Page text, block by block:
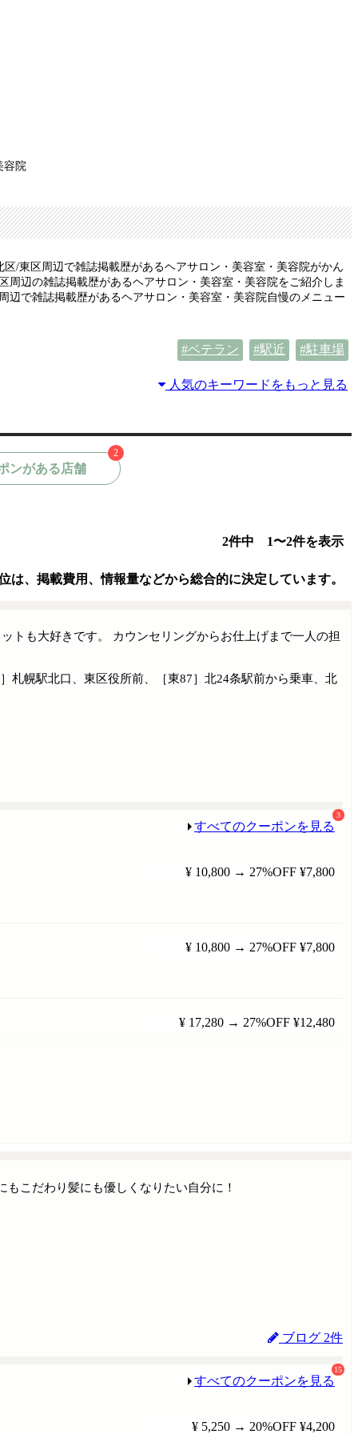
容院
/東区周辺で雑誌掲載歴があるヘアサロン・美容室・美容院がかん
辺の雑誌掲載歴があるヘアサロン・美容室・美容院をご紹介しま
で雑誌掲載歴があるヘアサロン・美容室・美容院自慢のメニュー
ベテラン 駅近 駐車場
人気のキーワードをもっと見る
ンがある店舗
2
2件中 1〜2件を表示
は、掲載費用、情報量などから総合的に決定しています。
トも大好きです。 カウンセリングからお仕上げまで一人の担
札幌駅北口、東区役所前、［東87］北24条駅前から乗車、北
すべてのクーポンを見る
3
¥ 10,800 → 27%OFF ¥7,800
¥ 10,800 → 27%OFF ¥7,800
¥ 17,280 → 27%OFF ¥12,480
ブログ 2件
こだわり髪にも優しくなりたい自分に！
すべてのクーポンを見る
15
¥ 5,250 → 20%OFF ¥4,200